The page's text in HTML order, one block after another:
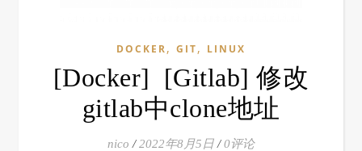
DOCKER, GIT, LINUX
[Docker] [Gitlab] 修改
gitlab中clone地址
nico / 2022年8月5日 / 0评论